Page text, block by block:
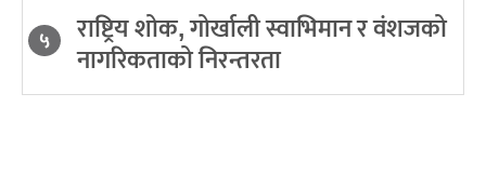
५ राष्ट्रिय शोक, गोर्खाली स्वाभिमान र वंशजको
नागरिकताको निरन्तरता